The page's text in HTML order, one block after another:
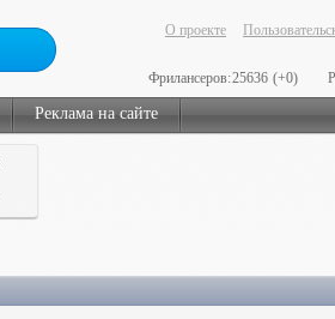
О проекте
Фрилансеров:25636 (+0)
Реклама на сайте